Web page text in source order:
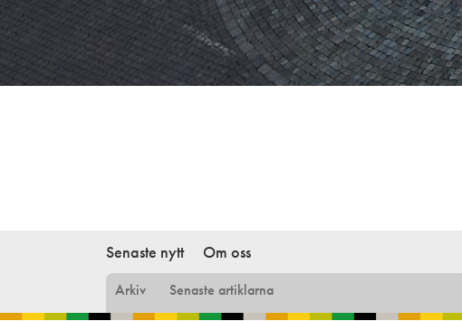
Senaste nytt Om oss
Arkiv Senaste artiklarna